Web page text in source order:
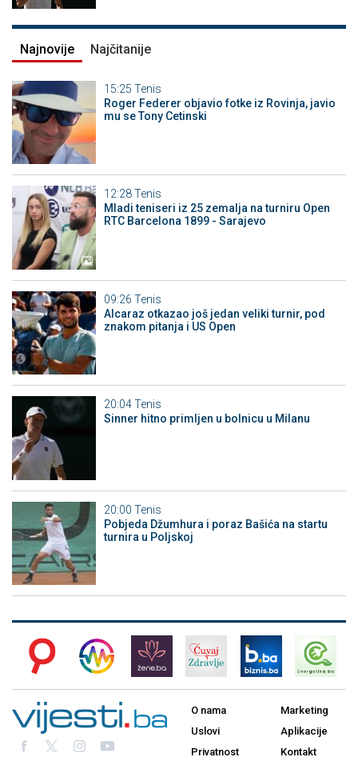
Najnovije Najčitanije
15:25 Tenis
Roger Federer objavio fotke iz Rovinja, javio
mu se Tony Cetinski
12:28Tenis
Mladi teniseri iz 25 zemalja na turniru Open
RTC Barcelona 1899 - Sarajevo
09:26 Tenis
Alcaraz otkazao još jedan veliki turnir, pod
znakom pitanja i US Open
20:04Tenis
Sinner hitno primljen u bolnicu u Milanu
20:00 Tenis
Pobjeda Džumhura i poraz Bašića na startu
turnira u Poljskoj
O nama
Uslovi
Privatnost
Marketing
Aplikacije
Kontakt